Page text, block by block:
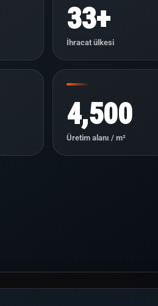
33+
İhracat ülkesi
4,500
Üretim alanı / m²